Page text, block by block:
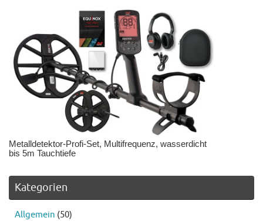
Metalldetektor-Profi-Set, Multifrequenz, wasserdicht
bis 5m Tauchtiefe
Kategorien
Allgemein (50)